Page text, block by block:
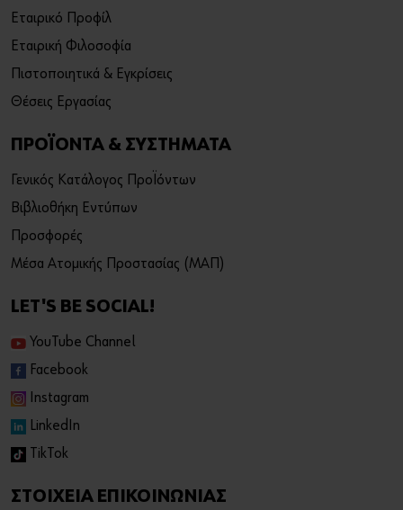
απορρήτουκαι τη
Ενεργοποίηση περιεχομένου
Μπορείτε επίσης να χρησιμοποιήσετε αυτόν τον
απευθείας στην πλατφόρμα του παρόχου:
https://youtu.be/iWjBzXS9bDE
Εταιρικό Προφίλ
Εταιρική Φιλοσοφία
Πιστοποιητικά & Εγκρίσεις
Θέσεις Εργασίας
ΠΡΟΪΟΝΤΑ & ΣΥΣΤΗΜΑΤΑ
Γενικός Κατάλογος Προϊόντων
Βιβλιοθήκη Εντύπων
Προσφορές
Μέσα Ατομικής Προστασίας (ΜΑΠ)
LET'S BE SOCIAL!
YouTube Channel
Facebook
Instagram
LinkedIn
TikTok
ΣΤΟΙΧΕΙΑ ΕΠΙΚΟΙΝΩΝΙΑΣ